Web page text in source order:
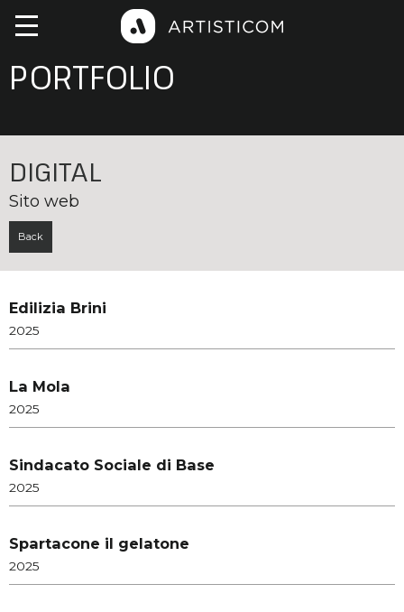
PORTFOLIO
DIGITAL
Sito web
Back
Edilizia Brini
2025
La Mola
2025
Sindacato Sociale di Base
2025
Spartacone il gelatone
2025